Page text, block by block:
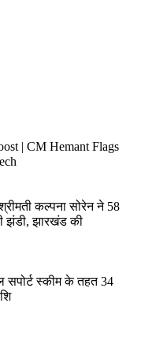
| CM Hemant Flags
कल्पना सोरेन ने 58
झंडी, झारखंड की
सपोर्ट स्कीम के तहत 34